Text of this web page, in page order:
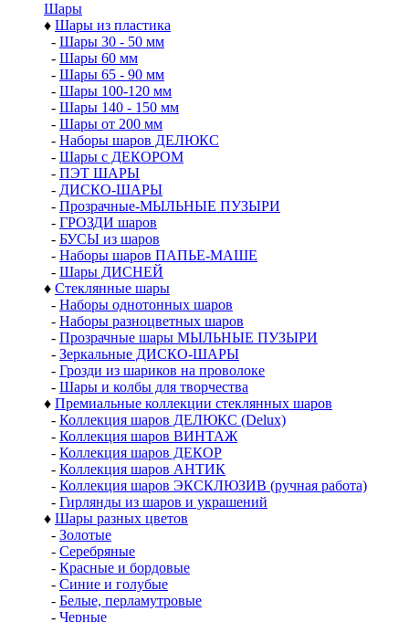
Шары
♦ Шары из пластика
- Шары 30 - 50 мм
- Шары 60 мм
- Шары 65 - 90 мм
- Шары 100-120 мм
- Шары 140 - 150 мм
- Шары от 200 мм
- Наборы шаров ДЕЛЮКС
- Шары с ДЕКОРОМ
- ПЭТ ШАРЫ
- ДИСКО-ШАРЫ
- Прозрачные-МЫЛЬНЫЕ ПУЗЫРИ
- ГРОЗДИ шаров
- БУСЫ из шаров
- Наборы шаров ПАПЬЕ-МАШЕ
- Шары ДИСНЕЙ
♦ Стеклянные шары
- Наборы однотонных шаров
- Наборы разноцветных шаров
- Прозрачные шары МЫЛЬНЫЕ ПУЗЫРИ
- Зеркальные ДИСКО-ШАРЫ
- Грозди из шариков на проволоке
- Шары и колбы для творчества
♦ Премиальные коллекции стеклянных шаров
- Коллекция шаров ДЕЛЮКС (Delux)
- Коллекция шаров ВИНТАЖ
- Коллекция шаров ДЕКОР
- Коллекция шаров АНТИК
- Коллекция шаров ЭКСКЛЮЗИВ (ручная работа)
- Гирлянды из шаров и украшений
♦ Шары разных цветов
- Золотые
- Серебряные
- Красные и бордовые
- Синие и голубые
- Белые, перламутровые
- Черные